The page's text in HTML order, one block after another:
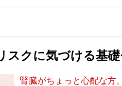
スクに気づける基礎
腎臓がちょっと心配な方